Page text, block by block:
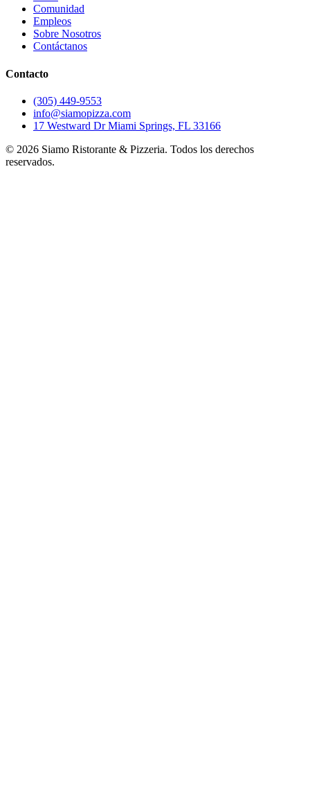
Comunidad
Empleos
Sobre Nosotros
Contáctanos
Contacto
(305) 449-9553
info@siamopizza.com
17 Westward Dr Miami Springs, FL 33166
© 2026 Siamo Ristorante & Pizzeria. Todos los derechos
reservados.